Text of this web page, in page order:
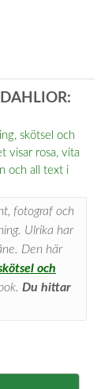
fotograf och
Ulrika har
Den här
och
Du hittar